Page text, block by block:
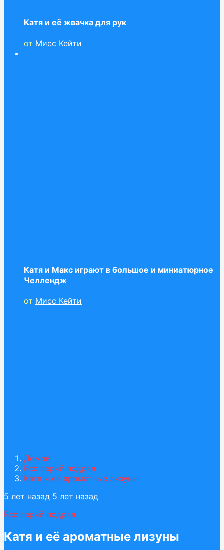
Катя и её жвачка для рук
от Мисс Кейти
Катя и Макс играют в большое и миниатюрное
Челлендж
от Мисс Кейти
Домой
Все серий подряд
Катя и её ароматные лизуны
5 лет назад 5 лет назад
Все серий подряд
Катя и её ароматные лизуны